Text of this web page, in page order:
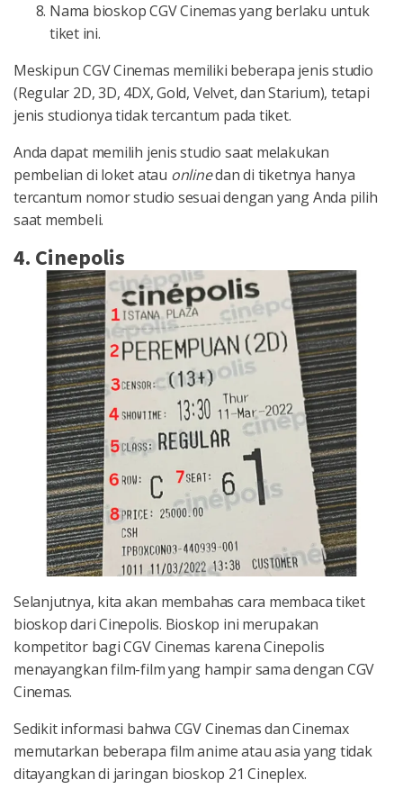
Nama bioskop CGV Cinemas yang berlaku untuk
tiket ini.
Meskipun CGV Cinemas memiliki beberapa jenis studio
(Regular 2D, 3D, 4DX, Gold, Velvet, dan Starium), tetapi
jenis studionya tidak tercantum pada tiket.
Anda dapat memilih jenis studio saat melakukan
pembelian di loket atau onlinedan di tiketnya hanya
tercantum nomor studio sesuai dengan yang Anda pilih
saat membeli.
4. Cinepolis
Selanjutnya, kita akan membahas cara membaca tiket
bioskop dari Cinepolis. Bioskop ini merupakan
kompetitor bagi CGV Cinemas karena Cinepolis
menayangkan film-film yang hampir sama dengan CGV
Cinemas.
Sedikit informasi bahwa CGV Cinemas dan Cinemax
memutarkan beberapa film anime atau asia yang tidak
ditayangkan di jaringan bioskop 21 Cineplex.